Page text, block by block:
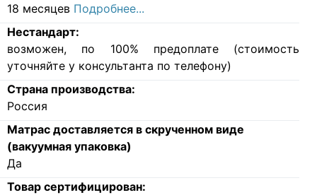
18 месяцев Подробнее...
Нестандарт:
возможен, по 100% предоплате (стоимость
уточняйте у консультанта по телефону)
Страна производства:
Россия
Матрас доставляется в скрученном виде
(вакуумная упаковка)
Да
Товар сертифицирован: